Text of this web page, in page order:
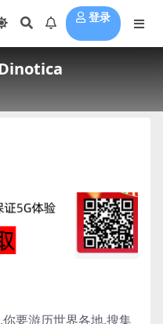
登录
要游历世界各地,搜集